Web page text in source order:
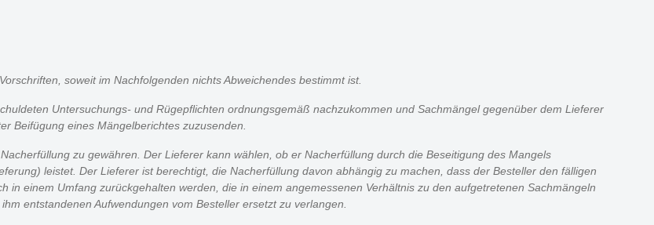
soweit im Nachfolgenden nichts Abweichendes bestimmt ist.
Untersuchungs- und Rügepflichten ordnungsgemäß nachzukommen und Sachmängel gegenüber dem Lieferer
Beifügung eines Mängelberichtes zuzusenden.
zu gewähren. Der Lieferer kann wählen, ob er Nacherfüllung durch die Beseitigung des Mangels
leistet. Der Lieferer ist berechtigt, die Nacherfüllung davon abhängig zu machen, dass der Besteller den fälligen
in einem Umfang zurückgehalten werden, die in einem angemessenen Verhältnis zu den aufgetretenen Sachmängeln
entstandenen Aufwendungen vom Besteller ersetzt zu verlangen.